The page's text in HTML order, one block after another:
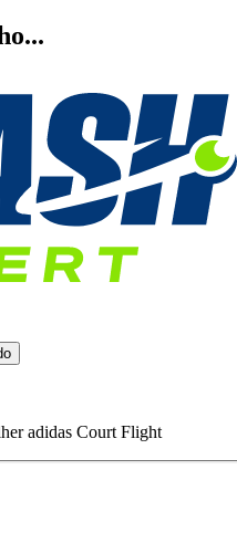
adidas Court Flight